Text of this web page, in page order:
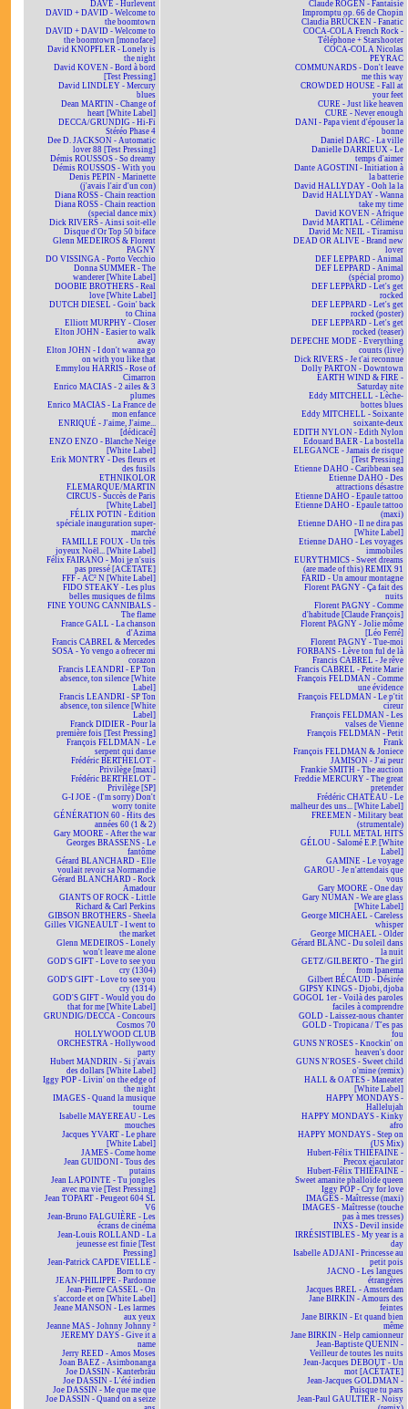
DAVE - Hurlevent
DAVID + DAVID - Welcome to
the boomtown
DAVID + DAVID - Welcome to
the boomtown [monoface]
David KNOPFLER - Lonely is
the night
David KOVEN - Bord à bord
[Test Pressing]
David LINDLEY - Mercury
blues
Dean MARTIN - Change of
heart [White Label]
DECCA/GRUNDIG - Hi-Fi
Stéréo Phase 4
Dee D. JACKSON - Automatic
lover 88 [Test Pressing]
Démis ROUSSOS - So dreamy
Démis ROUSSOS - With you
Denis PEPIN - Marinette
(j'avais l'air d'un con)
Diana ROSS - Chain reaction
Diana ROSS - Chain reaction
(special dance mix)
Dick RIVERS - Ainsi soit-elle
Disque d'Or Top 50 biface
Glenn MEDEIROS & Florent
PAGNY
DO VISSINGA - Porto Vecchio
Donna SUMMER - The
wanderer [White Label]
DOOBIE BROTHERS - Real
love [White Label]
DUTCH DIESEL - Goin' back
to China
Elliott MURPHY - Closer
Elton JOHN - Easier to walk
away
Elton JOHN - I don't wanna go
on with you like that
Emmylou HARRIS - Rose of
Cimarron
Enrico MACIAS - 2 ailes & 3
plumes
Enrico MACIAS - La France de
mon enfance
ENRIQUÉ - J'aime, J'aime...
[dédicacé]
ENZO ENZO - Blanche Neige
[White Label]
Erik MONTRY - Des fleurs et
des fusils
ETHNIKOLOR
F.LEMARQUE/MARTIN
CIRCUS - Succès de Paris
[White Label]
FÉLIX POTIN - Édition
spéciale inauguration super-
marché
FAMILLE FOUX - Un très
joyeux Noël... [White Label]
Félix FAIRANO - Moi je n'suis
pas pressé [ACÉTATE]
FFF - AC² N [White Label]
FIDO STEAKY - Les plus
belles musiques de films
FINE YOUNG CANNIBALS -
The flame
France GALL - La chanson
d'Azima
Francis CABREL & Mercedes
SOSA - Yo vengo a ofrecer mi
corazon
Francis LEANDRI - EP Ton
absence, ton silence [White
Label]
Francis LEANDRI - SP Ton
absence, ton silence [White
Label]
Franck DIDIER - Pour la
première fois [Test Pressing]
François FELDMAN - Le
serpent qui danse
Frédéric BERTHELOT -
Privilège [maxi]
Frédéric BERTHELOT -
Privilège [SP]
G-I JOE - (I'm sorry) Don't
worry tonite
GÉNÉRATION 60 - Hits des
années 60 (1 & 2)
Gary MOORE - After the war
Georges BRASSENS - Le
fantôme
Gérard BLANCHARD - Elle
voulait revoir sa Normandie
Gérard BLANCHARD - Rock
Amadour
GIANTS OF ROCK - Little
Richard & Carl Perkins
GIBSON BROTHERS - Sheela
Gilles VIGNEAULT - I went to
the market
Glenn MEDEIROS - Lonely
won't leave me alone
GOD'S GIFT - Love to see you
cry (1304)
GOD'S GIFT - Love to see you
cry (1314)
GOD'S GIFT - Would you do
that for me [White Label]
GRUNDIG/DECCA - Concours
Cosmos 70
HOLLYWOOD CLUB
ORCHESTRA - Hollywood
party
Hubert MANDRIN - Si j'avais
des dollars [White Label]
Iggy POP - Livin' on the edge of
the night
IMAGES - Quand la musique
tourne
Isabelle MAYEREAU - Les
mouches
Jacques YVART - Le phare
[White Label]
JAMES - Come home
Jean GUIDONI - Tous des
putains
Jean LAPOINTE - Tu jongles
avec ma vie [Test Pressing]
Jean TOPART - Peugeot 604 SL
V6
Jean-Bruno FALGUIÈRE - Les
écrans de cinéma
Jean-Louis ROLLAND - La
jeunesse est finie [Test
Pressing]
Jean-Patrick CAPDEVIELLE -
Born to cry
JEAN-PHILIPPE - Pardonne
Jean-Pierre CASSEL - On
s'accorde et on [White Label]
Jeane MANSON - Les larmes
aux yeux
Jeanne MAS - Johnny Johnny ²
JEREMY DAYS - Give it a
name
Jerry REED - Amos Moses
Joan BAEZ - Asimbonanga
Joe DASSIN - Kanterbräu
Joe DASSIN - L'été indien
Joe DASSIN - Me que me que
Joe DASSIN - Quand on a seize
Claude ROGEN - Fantaisie
Impromptu op. 66 de Chopin
Claudia BRÜCKEN - Fanatic
COCA-COLA French Rock -
Téléphone + Starshooter
COCA-COLA Nicolas
PEYRAC
COMMUNARDS - Don't leave
me this way
CROWDED HOUSE - Fall at
your feet
CURE - Just like heaven
CURE - Never enough
DANI - Papa vient d'épouser la
bonne
Daniel DARC - La ville
Danielle DARRIEUX - Le
temps d'aimer
Dante AGOSTINI - Initiation à
la batterie
David HALLYDAY - Ooh la la
David HALLYDAY - Wanna
take my time
David KOVEN - Afrique
David MARTIAL - Célimène
David Mc NEIL - Tiramisu
DEAD OR ALIVE - Brand new
lover
DEF LEPPARD - Animal
DEF LEPPARD - Animal
(spécial promo)
DEF LEPPARD - Let's get
rocked
DEF LEPPARD - Let's get
rocked (poster)
DEF LEPPARD - Let's get
rocked (teaser)
DEPECHE MODE - Everything
counts (live)
Dick RIVERS - Je t'ai reconnue
Dolly PARTON - Downtown
EARTH WIND & FIRE -
Saturday nite
Eddy MITCHELL - Lèche-
bottes blues
Eddy MITCHELL - Soixante
soixante-deux
EDITH NYLON - Edith Nylon
Edouard BAER - La bostella
ELEGANCE - Jamais de risque
[Test Pressing]
Etienne DAHO - Caribbean sea
Etienne DAHO - Des
attractions désastre
Etienne DAHO - Epaule tattoo
Etienne DAHO - Epaule tattoo
(maxi)
Etienne DAHO - Il ne dira pas
[White Label]
Etienne DAHO - Les voyages
immobiles
EURYTHMICS - Sweet dreams
(are made of this) REMIX 91
FARID - Un amour montagne
Florent PAGNY - Ça fait des
nuits
Florent PAGNY - Comme
d'habitude [Claude François]
Florent PAGNY - Jolie môme
[Léo Ferré]
Florent PAGNY - Tue-moi
FORBANS - Lève ton ful de là
Francis CABREL - Je rêve
Francis CABREL - Petite Marie
François FELDMAN - Comme
une évidence
François FELDMAN - Le p'tit
cireur
François FELDMAN - Les
valses de Vienne
François FELDMAN - Petit
Frank
François FELDMAN & Joniece
JAMISON - J'ai peur
Frankie SMITH - The auction
Freddie MERCURY - The great
pretender
Frédéric CHATEAU - Le
malheur des uns... [White Label]
FREEMEN - Military beat
(strumentale)
FULL METAL HITS
GÉLOU - Salomé E.P. [White
Label]
GAMINE - Le voyage
GAROU - Je n'attendais que
vous
Gary MOORE - One day
Gary NUMAN - We are glass
[White Label]
George MICHAEL - Careless
whisper
George MICHAEL - Older
Gérard BLANC - Du soleil dans
la nuit
GETZ/GILBERTO - The girl
from Ipanema
Gilbert BÉCAUD - Désirée
GIPSY KINGS - Djobi, djoba
GOGOL 1er - Voilà des paroles
faciles à comprendre
GOLD - Laissez-nous chanter
GOLD - Tropicana / T'es pas
fou
GUNS N'ROSES - Knockin' on
heaven's door
GUNS N'ROSES - Sweet child
o'mine (remix)
HALL & OATES - Maneater
[White Label]
HAPPY MONDAYS -
Hallelujah
HAPPY MONDAYS - Kinky
afro
HAPPY MONDAYS - Step on
(US Mix)
Hubert-Félix THIÉFAINE -
Precox ejaculator
Hubert-Félix THIÉFAINE -
Sweet amanite phalloïde queen
Iggy POP - Cry for love
IMAGES - Maîtresse (maxi)
IMAGES - Maîtresse (touche
pas à mes tresses)
INXS - Devil inside
IRRÉSISTIBLES - My year is a
day
Isabelle ADJANI - Princesse au
petit pois
JACNO - Les langues
étrangères
Jacques BREL - Amsterdam
Jane BIRKIN - Amours des
feintes
Jane BIRKIN - Et quand bien
même
Jane BIRKIN - Help camionneur
Jean-Baptiste QUENIN -
Veilleur de toutes les nuits
Jean-Jacques DEBOUT - Un
mot [ACÉTATE]
Jean-Jacques GOLDMAN -
Puisque tu pars
Jean-Paul GAULTIER - Noisy